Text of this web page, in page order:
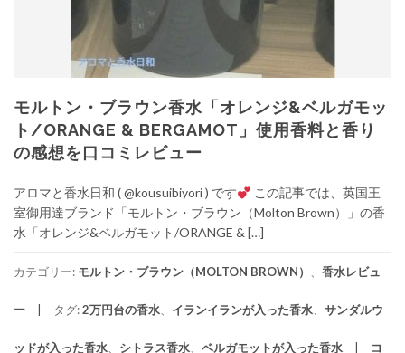
モルトン・ブラウン香水「オレンジ&ベルガモッ
ト/ORANGE & BERGAMOT」使用香料と香り
の感想を口コミレビュー
アロマと香水日和 ( @kousuibiyori ) です
この記事では、英国王
室御用達ブランド「モルトン・ブラウン（Molton Brown）」の香
水「オレンジ&ベルガモット/ORANGE & […]
カテゴリー: モルトン・ブラウン（MOLTON BROWN） 、 香水レビュ
ー タグ:2万円台の香水、 イランイランが入った香水、 サンダルウ
ッドが入った香水、 シトラス香水、 ベルガモットが入った香水 コ